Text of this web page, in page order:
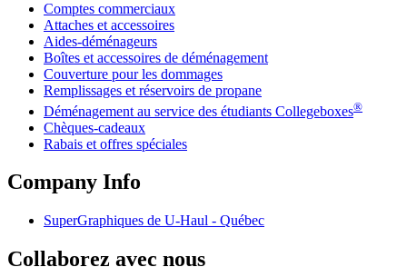
Comptes commerciaux
Attaches et accessoires
Aides-déménageurs
Boîtes et accessoires de déménagement
Couverture pour les dommages
Remplissages et réservoirs de propane
Déménagement au service des étudiants Collegeboxes®
Chèques-cadeaux
Rabais et offres spéciales
Company Info
SuperGraphiques de U-Haul - Québec
Collaborez avec nous